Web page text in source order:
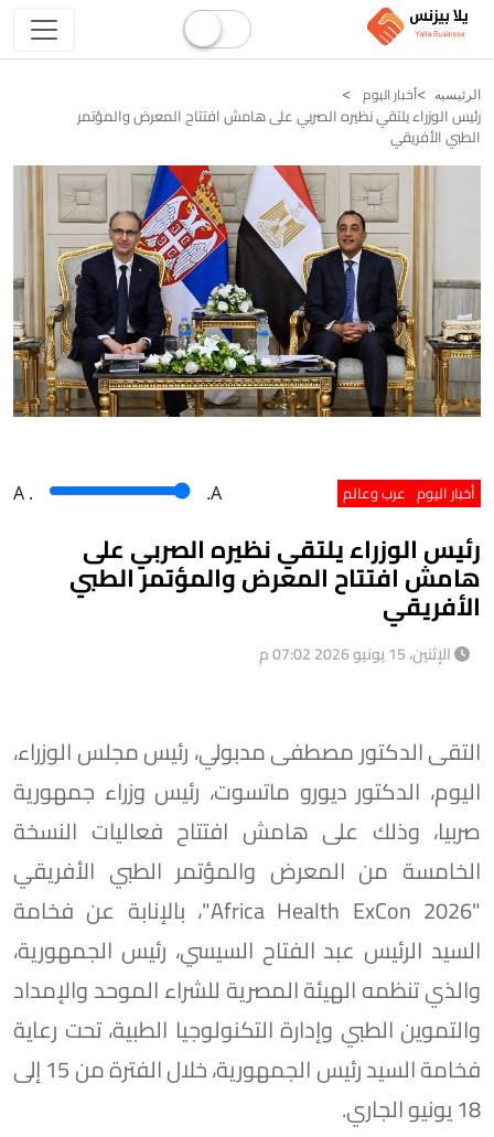
الرئيسيه أخبار اليوم
رئيس الوزراء يلتقي نظيره الصربي على هامش افتتاح المعرض والمؤتمر
الطبي الأفريقي
أخبار اليوم عرب وعالم A . .A
رئيس الوزراء يلتقي نظيره الصربي على
هامش افتتاح المعرض والمؤتمر الطبي
الأفريقي
الإثنين، 15 يونيو 2026 07:02 م
التقى الدكتور مصطفى مدبولي، رئيس مجلس الوزراء،
اليوم، الدكتور ديورو ماتسوت، رئيس وزراء جمهورية
صربيا، وذلك على هامش افتتاح فعاليات النسخة
الخامسة من المعرض والمؤتمر الطبي الأفريقي
"Africa Health ExCon 2026"، بالإنابة عن فخامة
السيد الرئيس عبد الفتاح السيسي، رئيس الجمهورية،
والذي تنظمه الهيئة المصرية للشراء الموحد والإمداد
والتموين الطبي وإدارة التكنولوجيا الطبية، تحت رعاية
فخامة السيد رئيس الجمهورية، خلال الفترة من 15 إلى
18 يونيو الجاري.